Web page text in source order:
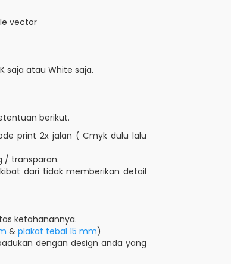
vector
saja atau White saja.
berikut.
print 2x jalan ( Cmyk dulu lalu
/ transparan.
dari tidak memberikan detail
ketahanannya.
& plakat tebal 15 mm)
dengan design anda yang